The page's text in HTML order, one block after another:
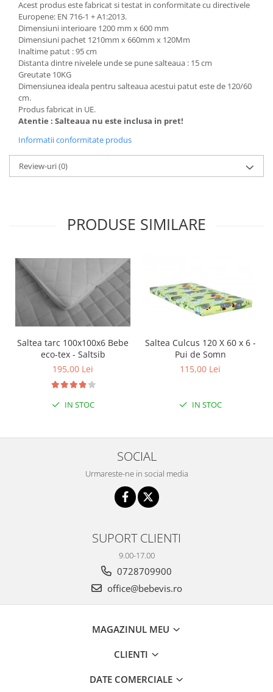
Acest produs este fabricat si testat in conformitate cu directivele
Europene: EN 716-1 + A1:2013.
Dimensiuni interioare 1200 mm x 600 mm
Dimensiuni pachet 1210mm x 660mm x 120Mm
Inaltime patut : 95 cm
Distanta dintre nivelele unde se pune salteaua : 15 cm
Greutate 10KG
Dimensiunea ideala pentru salteaua acestui patut este de 120/60
cm.
Produs fabricat in UE.
Atentie : Salteaua nu este inclusa in pret!
Informatii conformitate produs
Review-uri(0)
PRODUSE SIMILARE
Saltea tarc 100x100x6 Bebe
eco-tex - Saltsib
195,00 Lei
IN STOC
Saltea Culcus 120 X 60 x 6 -
Pui de Somn
115,00 Lei
IN STOC
SOCIAL
Urmareste-ne in social media
SUPORT CLIENTI
9.00-17.00
0728709900
office@bebevis.ro
MAGAZINUL MEU
CLIENTI
DATE COMERCIALE